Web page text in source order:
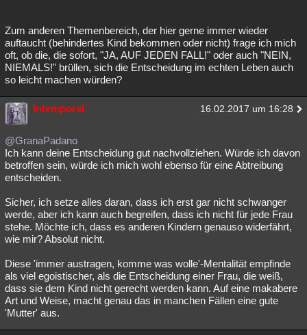
Zum anderen Themenbereich, der hier gerne immer wieder
auftaucht (behindertes Kind bekommen oder nicht) frage ich mich
oft, ob die, die sofort, "JA, AUF JEDEN FALL!" oder auch "NEIN,
NIEMALS!" brüllen, sich die Entscheidung im echten Leben auch
so leicht machen würden?
Intemporal 16.02.2017 um 16:28
@GranaPadano
Ich kann deine Entscheidung gut nachvollziehen. Würde ich davon
betroffen sein, würde ich mich wohl ebenso für eine Abtreibung
entscheiden.
Sicher, ich setze alles daran, dass ich erst gar nicht schwanger
werde, aber ich kann auch begreifen, dass ich nicht für jede Frau
stehe. Möchte ich, dass es anderen Kindern genauso widerfährt,
wie mir? Absolut nicht.
Diese 'immer austragen, komme was wolle'-Mentalität empfinde
als viel egoistischer, als die Entscheidung einer Frau, die weiß,
dass sie dem Kind nicht gerecht werden kann. Auf eine makabere
Art und Weise, macht genau das in manchen Fällen eine gute
'Mutter' aus.